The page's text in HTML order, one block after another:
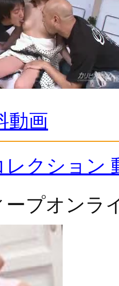
動画
レクション
ープオンラ